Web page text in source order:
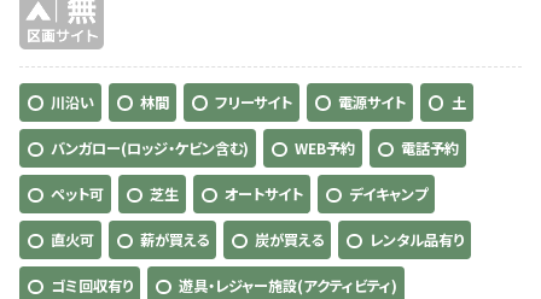
川沿い 林間 フリーサイト 電源サイト 土
バンガロー(ロッジ・ケビン含む) WEB予約 電話予約
ペット可 芝生 オートサイト デイキャンプ
直火可 薪が買える 炭が買える レンタル品有り
ゴミ回収有り 遊具・レジャー施設(アクティビティ)